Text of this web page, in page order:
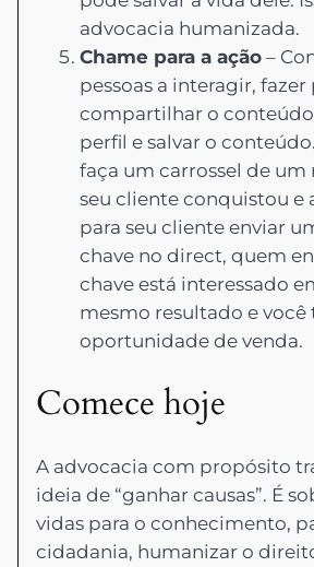
advocacia humanizada.
Chame para a ação –
pessoas a interagir,
compartilhar o
perfil e salvar o
faça um carrossel de
seu cliente conquistou e
para seu cliente enviar
chave no direct, quem
chave está interessado
mesmo resultado e você
oportunidade de venda.
Comece hoje
A advocacia com propósito
ideia de “ganhar causas”. É
vidas para o conhecimento,
cidadania, humanizar o